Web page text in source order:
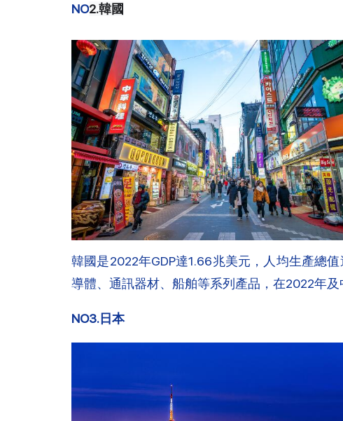
NO2.韓國
韓國是2022年GDP達1.66兆美元，人均生產總
導體、通訊器材、船舶等系列產品，在2022年
NO3.日本